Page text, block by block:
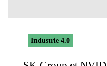
Industrie 4.0